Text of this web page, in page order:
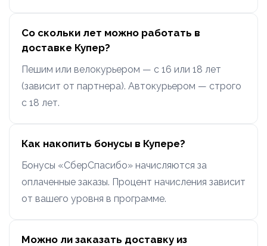
Со скольки лет можно работать в
доставке Купер?
Пешим или велокурьером — с 16 или 18 лет
(зависит от партнера). Автокурьером — строго
с 18 лет.
Как накопить бонусы в Купере?
Бонусы «СберСпасибо» начисляются за
оплаченные заказы. Процент начисления зависит
от вашего уровня в программе.
Можно ли заказать доставку из